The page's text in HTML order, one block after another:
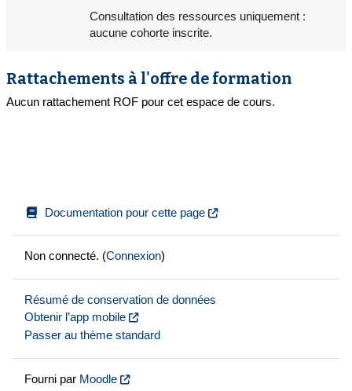
Consultation des ressources uniquement :
aucune cohorte inscrite.
Rattachements à l'offre de formation
Aucun rattachement ROF pour cet espace de cours.
Documentation pour cette page
Non connecté. (Connexion)
Résumé de conservation de données
Obtenir l’app mobile
Passer au thème standard
Fourni par Moodle